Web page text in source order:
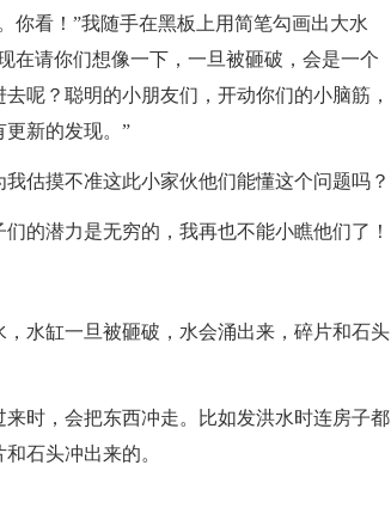
看！”我随手在黑板上用简笔勾画出大水
在请你们想像一下，一旦被砸破，会是一个
呢？聪明的小朋友们，开动你们的小脑筋，
新的发现。”
摸不准这此小家伙他们能懂这个问题吗？
潜力是无穷的，我再也不能小瞧他们了！
水缸一旦被砸破，水会涌出来，碎片和石头
时，会把东西冲走。比如发洪水时连房子都
石头冲出来的。